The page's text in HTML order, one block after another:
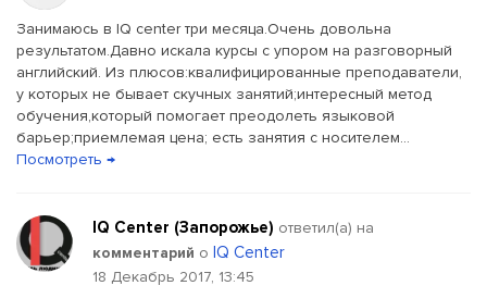
Занимаюсь в IQ center три месяца.Очень довольна
результатом.Давно искала курсы с упором на разговорный
английский. Из плюсов:квалифицированные преподаватели,
у которых не бывает скучных занятий;интересный метод
обучения,который помогает преодолеть языковой
барьер;приемлемая цена; есть занятия с носителем...
Посмотреть →
IQ Center (Запорожье) ответил(a) на
комментарий о IQ Center
18 Декабрь 2017, 13:45